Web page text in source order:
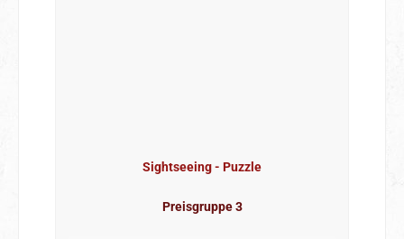
Sightseeing - Puzzle
Preisgruppe 3